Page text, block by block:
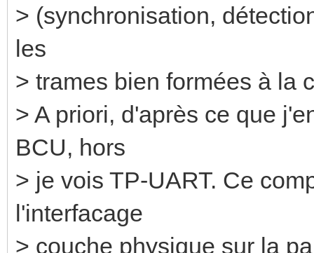
> (synchronisation,
les
> trames bien formées à la
> A priori, d'après ce que
BCU, hors
> je vois TP-UART. Ce
l'interfacage
> couche physique sur la